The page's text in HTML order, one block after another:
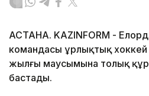
АСТАНА. KAZINFORM -
командасы Құрлықтық
жылғы маусымына толық
бастады.